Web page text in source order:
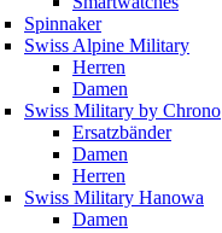
Spinnaker
Swiss Alpine Military
Herren
Damen
Swiss Military by Chrono
Ersatzbänder
Damen
Herren
Swiss Military Hanowa
Damen